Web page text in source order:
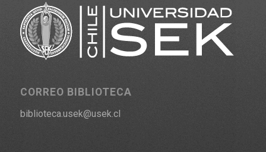
CORREO BIBLIOTECA
biblioteca.usek@usek.cl